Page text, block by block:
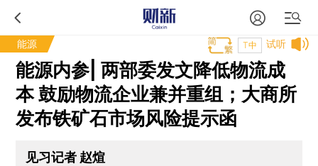
能源 试听
T中
能源内参| 两部委发文降低物流成
本 鼓励物流企业兼并重组；大商所
发布铁矿石市场风险提示函
见习记者 赵煊